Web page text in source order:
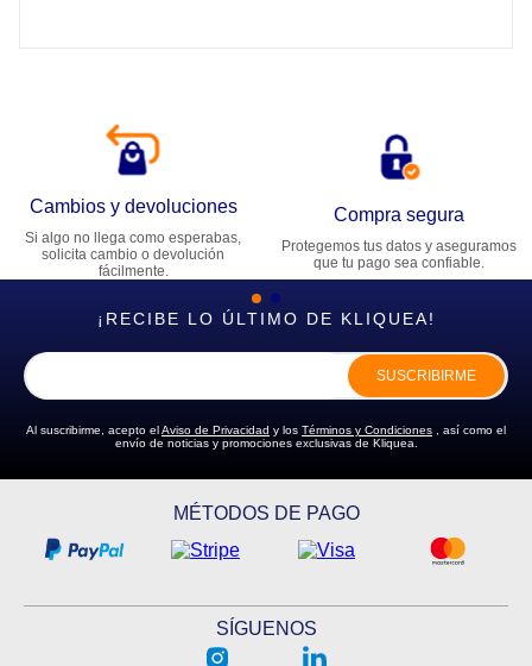
Cambios y devoluciones
Si algo no llega como esperabas,
solicita cambio o devolución
fácilmente.
Compra segura
Protegemos tus datos y aseguramos
que tu pago sea confiable.
¡RECIBE LO ÚLTIMO DE KLIQUEA!
SUSCRIBIRME
Al suscribirme, acepto elAviso de Privacidad y los Términos y Condiciones , así como el
envío de noticias y promociones exclusivas de Kliquea.
MÉTODOS DE PAGO
SÍGUENOS